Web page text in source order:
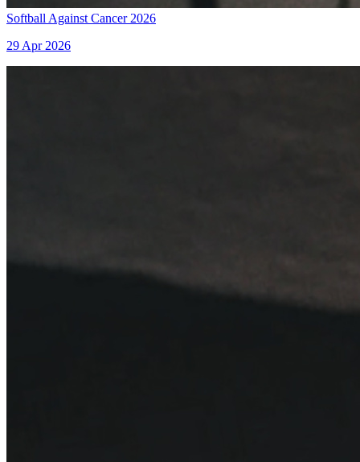
Softball Against Cancer 2026
29 Apr 2026